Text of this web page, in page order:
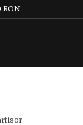
RON